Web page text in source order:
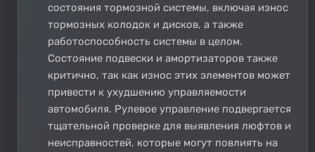
состояния тормозной системы, включая износ
тормозных колодок и дисков, а также
работоспособность системы в целом.
Состояние подвески и амортизаторов также
критично, так как износ этих элементов может
привести к ухудшению управляемости
автомобиля. Рулевое управление подвергается
тщательной проверке для выявления люфтов и
неисправностей, которые могут повлиять на